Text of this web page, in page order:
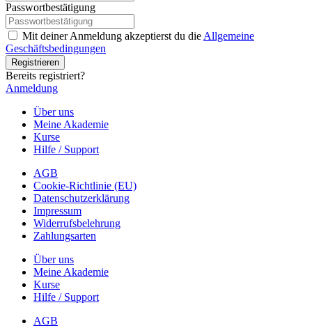
Passwortbestätigung
Mit deiner Anmeldung akzeptierst du die Allgemeine
Geschäftsbedingungen
Registrieren
Bereits registriert?
Anmeldung
Über uns
Meine Akademie
Kurse
Hilfe / Support
AGB
Cookie-Richtlinie (EU)
Datenschutzerklärung
Impressum
Widerrufsbelehrung
Zahlungsarten
Über uns
Meine Akademie
Kurse
Hilfe / Support
AGB